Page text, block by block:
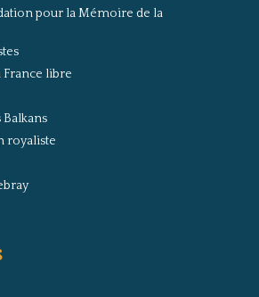
pour la Mémoire de la
France libre
royaliste